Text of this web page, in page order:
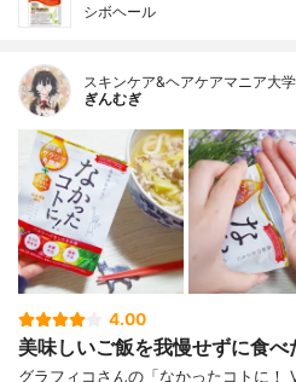
シボヘール
スキンケア&ヘアケアマニア大
ぎんむぎ
4.00
美味しいご飯を我慢せずに食べ
グラフィコさんの「なかったコトに！